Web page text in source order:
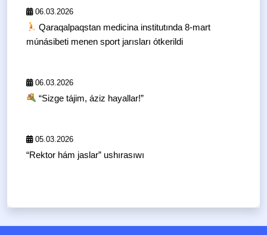
06.03.2026
Qaraqalpaqstan medicina institutında 8-mart
múnásibeti menen sport jarısları ótkerildi
06.03.2026
“Sizge tájim, áziz hayallar!”
05.03.2026
“Rektor hám jaslar” ushırasıwı